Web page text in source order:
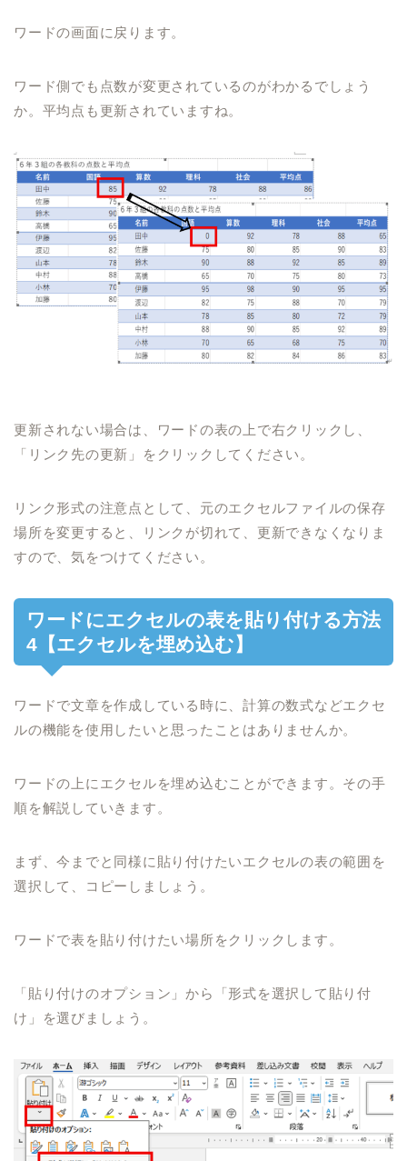
ワードの画面に戻ります。
ワード側でも点数が変更されているのがわかるでしょう
か。平均点も更新されていますね。
更新されない場合は、ワードの表の上で右クリックし、
「リンク先の更新」をクリックしてください。
リンク形式の注意点として、元のエクセルファイルの保存
場所を変更すると、リンクが切れて、更新できなくなりま
すので、気をつけてください。
ワードにエクセルの表を貼り付ける方法
4【エクセルを埋め込む】
ワードで文章を作成している時に、計算の数式などエクセ
ルの機能を使用したいと思ったことはありませんか。
ワードの上にエクセルを埋め込むことができます。その手
順を解説していきます。
まず、今までと同様に貼り付けたいエクセルの表の範囲を
選択して、コピーしましょう。
ワードで表を貼り付けたい場所をクリックします。
「貼り付けのオプション」から「形式を選択して貼り付
け」を選びましょう。